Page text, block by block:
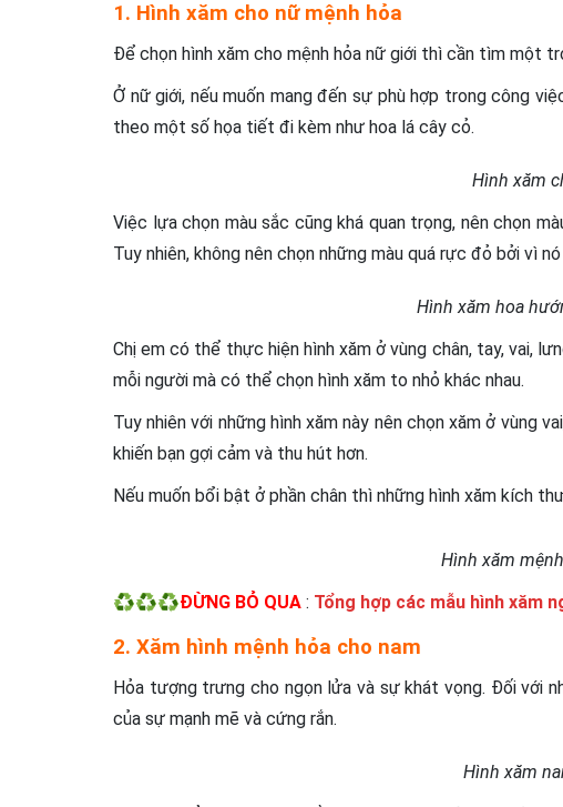
1. Hình xăm cho nữ mệnh hỏa
Để chọn hình xăm cho mệnh hỏa nữ giới thì cần tìm một
Ở nữ giới, nếu muốn mang đến sự phù hợp trong công
theo một số họa tiết đi kèm như hoa lá cây cỏ.
Hình xăm
Việc lựa chọn màu sắc cũng khá quan trọng, nên chọn
Tuy nhiên, không nên chọn những màu quá rực đỏ bởi vì
Hình xăm hoa
Chị em có thể thực hiện hình xăm ở vùng chân, tay, vai,
mỗi người mà có thể chọn hình xăm to nhỏ khác nhau.
Tuy nhiên với những hình xăm này nên chọn xăm ở vùng
khiến bạn gợi cảm và thu hút hơn.
Nếu muốn bổi bật ở phần chân thì những hình xăm kích
Hình xăm
♻️♻️♻️ĐỪNG BỎ QUA : Tổng hợp các mẫu hình xăm
2. Xăm hình mệnh hỏa cho nam
Hỏa tượng trưng cho ngọn lửa và sự khát vọng. Đối với
của sự mạnh mẽ và cứng rắn.
Hình xăm